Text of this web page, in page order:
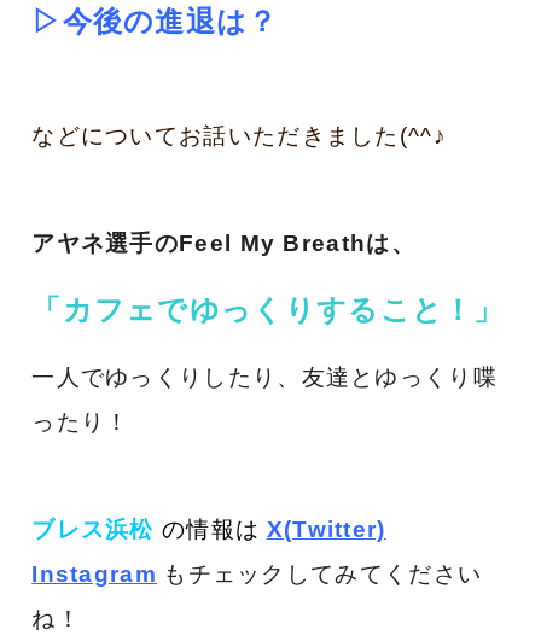
▷今後の進退は？
などについてお話いただきました(^^♪
アヤネ選手のFeel My Breathは、
「カフェでゆっくりすること！ 」
一人でゆっくりしたり、友達とゆっくり喋
ったり！
ブレス浜松の情報は X(Twitter)
Instagram もチェックしてみてください
ね！